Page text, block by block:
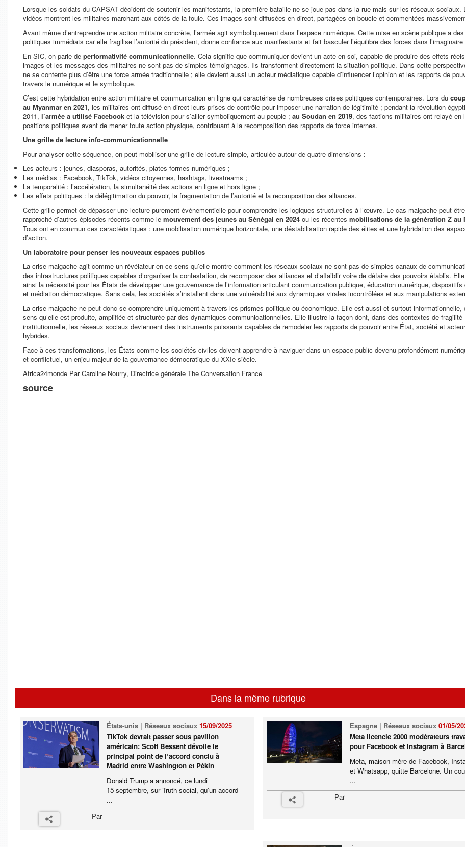
Lorsque les soldats du CAPSAT décident de soutenir les manifestants, la première bataille ne se joue pas dans la rue mais sur les réseaux sociaux.
vidéos montrent les militaires marchant aux côtés de la foule. Ces images sont diffusées en direct, partagées en boucle et commentées
Avant même d’entreprendre une action militaire concrète, l’armée agit symboliquement dans l’espace numérique. Cette mise en scène publique a
politiques immédiats car elle fragilise l’autorité du président, donne confiance aux manifestants et fait basculer l’équilibre des forces dans
En SIC, on parle de performativité communicationnelle. Cela signifie que communiquer devient un acte en soi, capable de produire des effets
images et les messages des militaires ne sont pas de simples témoignages. Ils transforment directement la situation politique. Dans cette
ne se contente plus d’être une force armée traditionnelle ; elle devient aussi un acteur médiatique capable d’influencer l’opinion et les rapports de
travers le numérique et le symbolique.
C’est cette hybridation entre action militaire et communication en ligne qui caractérise de nombreuses crises politiques contemporaines. Lors du
au Myanmar en 2021, les militaires ont diffusé en direct leurs prises de contrôle pour imposer une narration de légitimité ; pendant la révolution
2011, l’armée a utilisé Facebook et la télévision pour s’allier symboliquement au peuple ; au Soudan en 2019, des factions militaires ont relayé en
positions politiques avant de mener toute action physique, contribuant à la recomposition des rapports de force internes.
Une grille de lecture info-communicationnelle
Pour analyser cette séquence, on peut mobiliser une grille de lecture simple, articulée autour de quatre dimensions :
Les acteurs : jeunes, diasporas, autorités, plates-formes numériques ;
Les médias : Facebook, TikTok, vidéos citoyennes, hashtags, livestreams ;
La temporalité : l’accélération, la simultanéité des actions en ligne et hors ligne ;
Les effets politiques : la délégitimation du pouvoir, la fragmentation de l’autorité et la recomposition des alliances.
Cette grille permet de dépasser une lecture purement événementielle pour comprendre les logiques structurelles à l’œuvre. Le cas malgache peut être
rapproché d’autres épisodes récents comme le mouvement des jeunes au Sénégal en 2024 ou les récentes mobilisations de la génération Z au
Tous ont en commun ces caractéristiques : une mobilisation numérique horizontale, une déstabilisation rapide des élites et une hybridation des
d’action.
Un laboratoire pour penser les nouveaux espaces publics
La crise malgache agit comme un révélateur en ce sens qu’elle montre comment les réseaux sociaux ne sont pas de simples canaux de
des infrastructures politiques capables d’organiser la contestation, de recomposer des alliances et d’affaiblir voire de défaire des pouvoirs établis.
ainsi la nécessité pour les États de développer une gouvernance de l’information articulant communication publique, éducation numérique, dispositifs
et médiation démocratique. Sans cela, les sociétés s’installent dans une vulnérabilité aux dynamiques virales incontrôlées et aux manipulations
La crise malgache ne peut donc se comprendre uniquement à travers les prismes politique ou économique. Elle est aussi et surtout informationnelle,
sens qu’elle est produite, amplifiée et structurée par des dynamiques communicationnelles. Elle illustre la façon dont, dans des contextes de fragilité
institutionnelle, les réseaux sociaux deviennent des instruments puissants capables de remodeler les rapports de pouvoir entre État, société et
hybrides.
Face à ces transformations, les États comme les sociétés civiles doivent apprendre à naviguer dans un espace public devenu profondément
et conflictuel, un enjeu majeur de la gouvernance démocratique du XXIe siècle.
Africa24monde Par Caroline Nourry, Directrice générale The Conversation France
source
Dans la même rubrique
États-unis | Réseaux sociaux15/09/2025
TikTok devrait passer sous pavillon
américain: Scott Bessent dévoile le
principal point de l’accord conclu à
Madrid entre Washington et Pékin
Donald Trump a annoncé, ce lundi
15 septembre, sur Truth social, qu’un accord
...
Par
Espagne | Réseaux sociaux 01/05/
Meta licencie 2000 modérateurs
pour Facebook et Instagram à
Meta, maison-mère de Facebook,
et Whatsapp, quitte Barcelone. Un
...
Par